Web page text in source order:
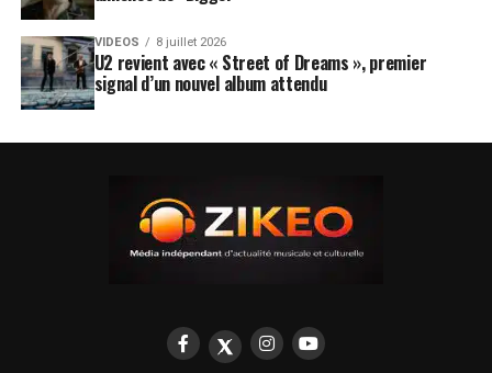
VIDEOS 8 juillet 2026
U2 revient avec « Street of Dreams », premier
signal d’un nouvel album attendu